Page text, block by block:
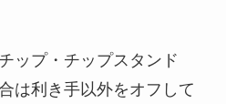
ップ・チップスタンド
は利き手以外をオフして